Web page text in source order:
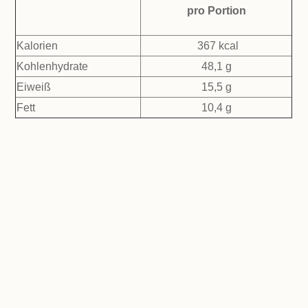
pro Portion
Kalorien
367 kcal
Kohlenhydrate
48,1 g
Eiweiß
15,5 g
Fett
10,4 g